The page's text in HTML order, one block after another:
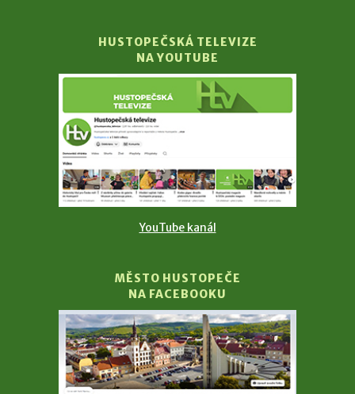
HUSTOPEČSKÁ TELEVIZE
NA YOUTUBE
YouTube kanál
MĚSTO HUSTOPEČE
NA FACEBOOKU